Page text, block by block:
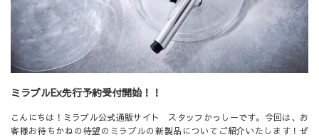
ミラブルEx先行予約受付開始！！
こんにちは！ミラブル公式通販サイト スタッフかっしーです。今回は、お
客様お待ちかねの待望のミラブルの新製品についてご紹介いたします！ぜ